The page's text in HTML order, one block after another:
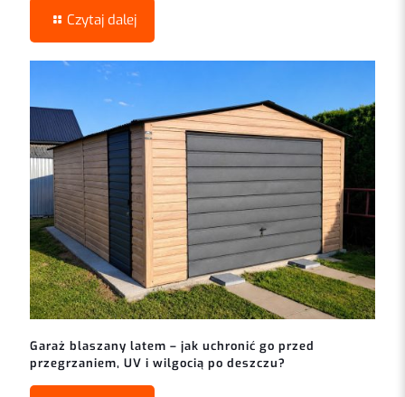
Czytaj dalej
Garaż blaszany latem – jak uchronić go przed
przegrzaniem, UV i wilgocią po deszczu?